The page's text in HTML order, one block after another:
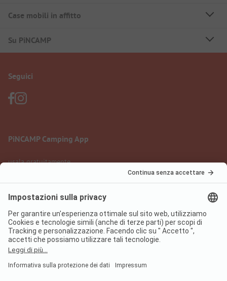
Case mobili in affitto
Su PiNCAMP
Seguici
PiNCAMP Camping App
usala gratuitamente
Informazione legale
Protezione dati
Condizioni d'uso
Regolamento sui servizi digitali